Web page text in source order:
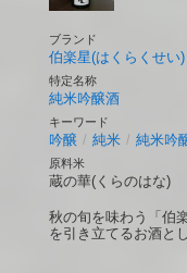
ブランド
伯楽星(はくらくせい)
特定名称
純米吟醸酒
キーワード
吟醸 / 純米 / 純米吟
原料米
蔵の華(くらのはな)
秋の旬を味わう「伯
を引き立てるお酒と